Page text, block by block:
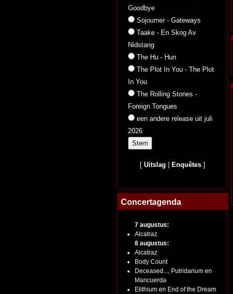
Goodbye
Sojourner - Gateways
Taake - En Skog Av
Nidstang
The Hu - Hun
The Plot In You - The Plot
In You
The Rolling Stones -
Foreign Tongues
een andere release uit juli
2026
[Uitslag Enquêtes ]
Concertagenda
7 augustus:
Alcatraz
8 augustus:
Alcatraz
Body Count
Deceased..., Putridarium en
Mancuerda
Elithium en End of the Dream